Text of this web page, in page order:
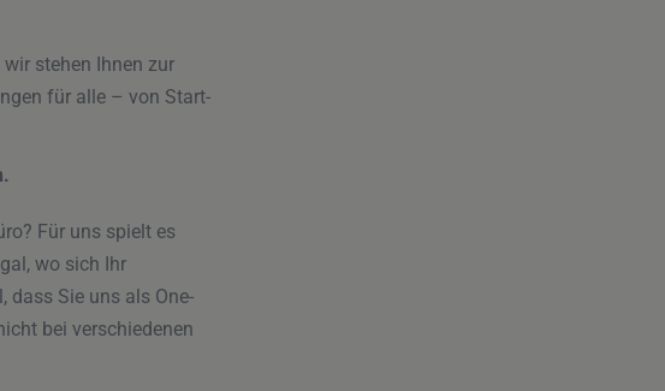
stehen Ihnen zur
für alle – von Start-
Für uns spielt es
wo sich Ihr
dass Sie uns als One-
bei verschiedenen